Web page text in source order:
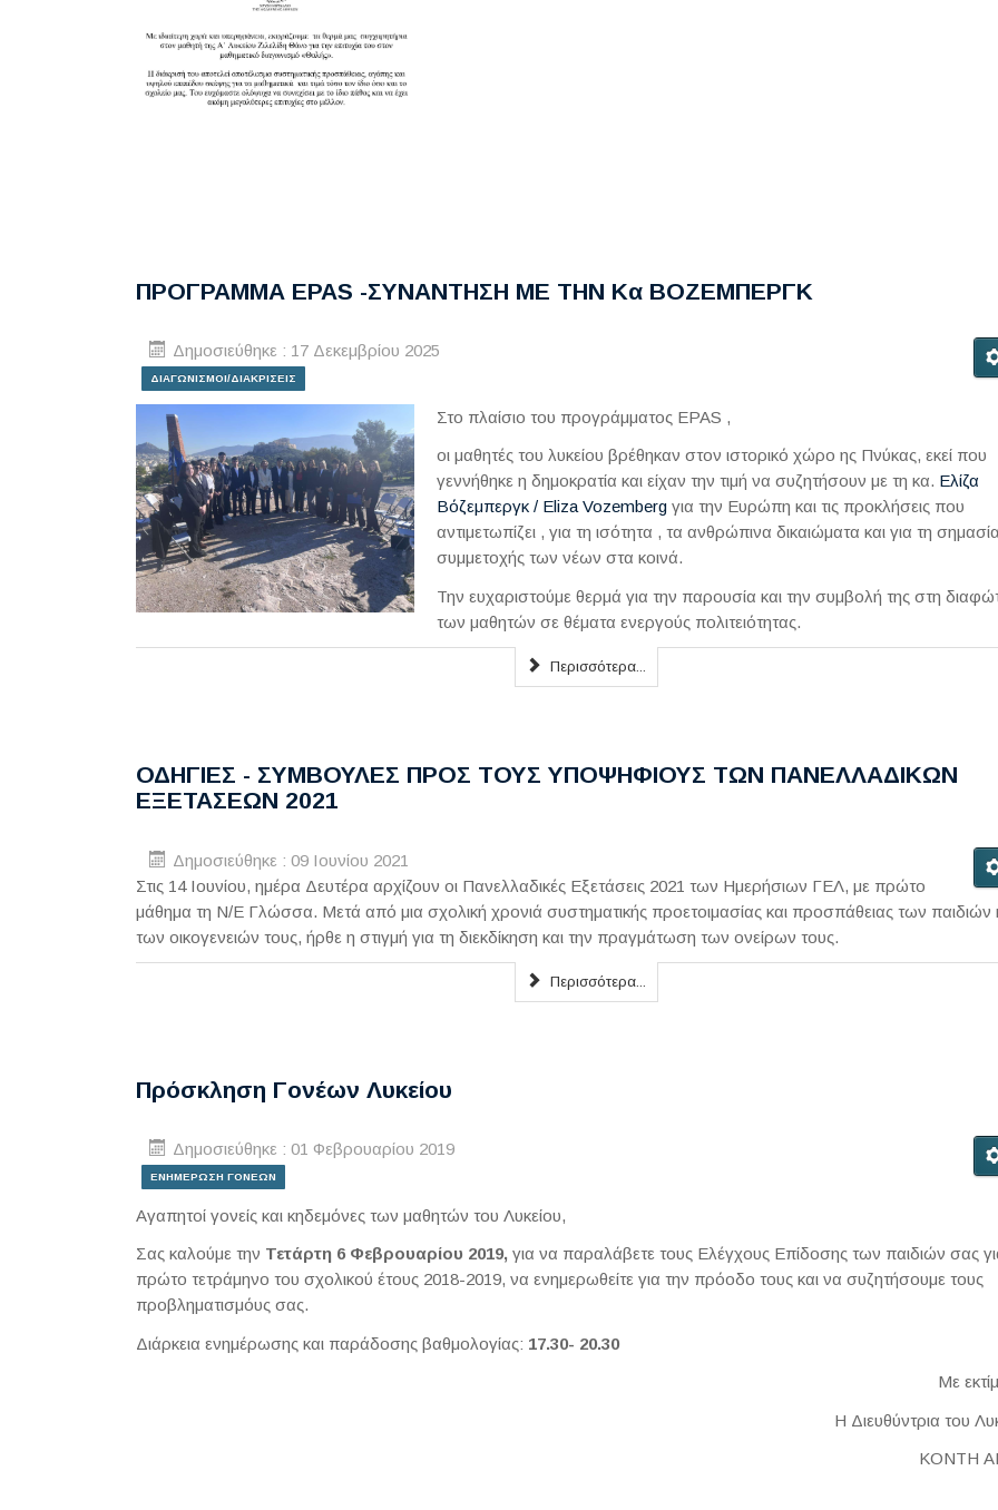
ΠΡΟΓΡΑΜΜΑ EPAS -ΣΥΝΑΝΤΗΣΗ ΜΕ ΤΗΝ Κα ΒΟΖΕΜΠΕΡΓΚ
Δημοσιεύθηκε : 17 Δεκεμβρίου 2025
ΔΙΑΓΩΝΙΣΜΟΙ/ΔΙΑΚΡΙΣΕΙΣ
Στο πλαίσιο του προγράμματος EPAS ,
οι μαθητές του λυκείου βρέθηκαν στον ιστορικό χώρο ης Πνύκας, εκεί που
γεννήθηκε η δημοκρατία και είχαν την τιμή να συζητήσουν με τη κα. Ελίζα
Βόζεμπεργκ / Eliza Vozemberg για την Ευρώπη και τις προκλήσεις που
αντιμετωπίζει , για τη ισότητα , τα ανθρώπινα δικαιώματα και για τη
συμμετοχής των νέων στα κοινά.
Την ευχαριστούμε θερμά για την παρουσία και την συμβολή της στη
των μαθητών σε θέματα ενεργούς πολιτειότητας.
Περισσότερα...
ΟΔΗΓΙΕΣ - ΣΥΜΒΟΥΛΕΣ ΠΡΟΣ ΤΟΥΣ ΥΠΟΨΗΦΙΟΥΣ ΤΩΝ ΠΑΝΕΛΛΑΔΙΚΩΝ
ΕΞΕΤΑΣΕΩΝ 2021
Δημοσιεύθηκε : 09 Ιουνίου 2021
Στις 14 Ιουνίου, ημέρα Δευτέρα αρχίζουν οι Πανελλαδικές Εξετάσεις 2021 των Ημερήσιων ΓΕΛ, με πρώτο
μάθημα τη Ν/Ε Γλώσσα. Μετά από μια σχολική χρονιά συστηματικής προετοιμασίας και προσπάθειας των παιδιών
των οικογενειών τους, ήρθε η στιγμή για τη διεκδίκηση και την πραγμάτωση των ονείρων τους.
Περισσότερα...
Πρόσκληση Γονέων Λυκείου
Δημοσιεύθηκε : 01 Φεβρουαρίου 2019
ΕΝΗΜΕΡΩΣΗ ΓΟΝΕΩΝ
Αγαπητοί γονείς και κηδεμόνες των μαθητών του Λυκείου,
Σας καλούμε την Τετάρτη 6 Φεβρουαρίου 2019, για να παραλάβετε τους Ελέγχους Επίδοσης των παιδιών σας
πρώτο τετράμηνο του σχολικού έτους 2018-2019, να ενημερωθείτε για την πρόοδο τους και να συζητήσουμε τους
προβληματισμόυς σας.
Διάρκεια ενημέρωσης και παράδοσης βαθμολογίας: 17.30- 20.30
Με
Η Διευθύντρια του
ΚΟΝΤΗ